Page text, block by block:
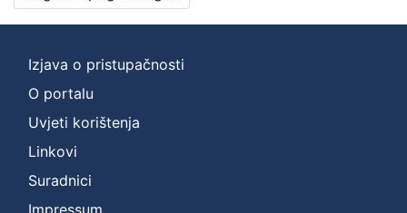
Izjava o pristupačnosti
O portalu
Uvjeti korištenja
Linkovi
Suradnici
Impressum